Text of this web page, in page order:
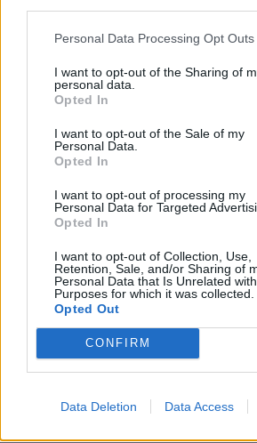
Personal Data Processing Opt Outs
I want to opt-out of the Sharing of
personal data.
Opted In
I want to opt-out of the Sale of my
Personal Data.
Opted In
I want to opt-out of processing my
Personal Data for Targeted
Opted In
I want to opt-out of Collection, Use,
Retention, Sale, and/or Sharing of
Personal Data that Is Unrelated
Purposes for which it was collected.
Opted Out
CONFIRM
Data Deletion Data Access
Komoly baj is lehet abból, ha
könnyen rámehet az
Azok, akik nem engedhetnek meg
pihenést az otthonuktól távol,
gondolnánk.